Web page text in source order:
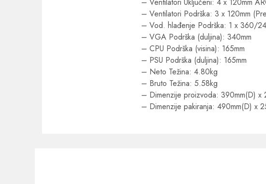
– Ventilatori Podrška: 3 x 120mm
– Vod. hlađenje Podrška: 1 x 360/
– VGA Podrška (duljina): 340mm
– CPU Podrška (visina): 165mm
– PSU Podrška (duljina): 165mm
– Neto Težina: 4.80kg
– Bruto Težina: 5.58kg
– Dimenzije proizvoda: 390mm(D) x
– Dimenzije pakiranja: 490mm(D) x